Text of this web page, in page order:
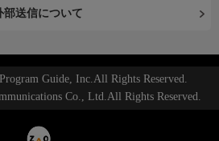
部送信について
Guide, Inc.All Rights Reserved.
Co., Ltd.All Rights Reserved.